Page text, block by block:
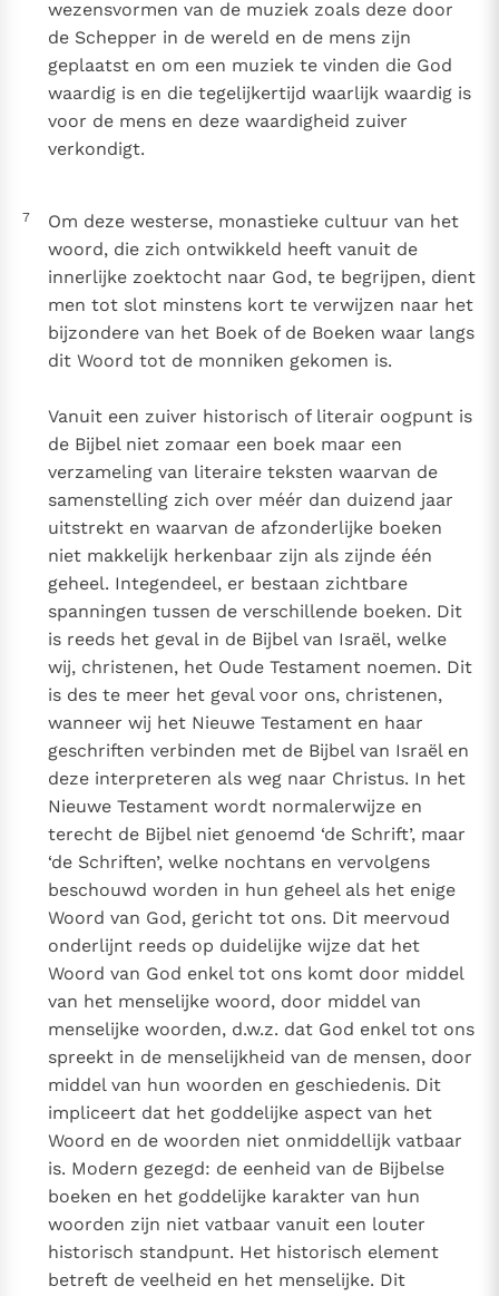
wezensvormen van de muziek zoals deze door
de Schepper in de wereld en de mens zijn
geplaatst en om een muziek te vinden die God
waardig is en die tegelijkertijd waarlijk waardig is
voor de mens en deze waardigheid zuiver
verkondigt.
7
Om deze westerse, monastieke cultuur van het
woord, die zich ontwikkeld heeft vanuit de
innerlijke zoektocht naar God, te begrijpen, dient
men tot slot minstens kort te verwijzen naar het
bijzondere van het Boek of de Boeken waar langs
dit Woord tot de monniken gekomen is.
Vanuit een zuiver historisch of literair oogpunt is
de Bijbel niet zomaar een boek maar een
verzameling van literaire teksten waarvan de
samenstelling zich over méér dan duizend jaar
uitstrekt en waarvan de afzonderlijke boeken
niet makkelijk herkenbaar zijn als zijnde één
geheel. Integendeel, er bestaan zichtbare
spanningen tussen de verschillende boeken. Dit
is reeds het geval in de Bijbel van Israël, welke
wij, christenen, het Oude Testament noemen. Dit
is des te meer het geval voor ons, christenen,
wanneer wij het Nieuwe Testament en haar
geschriften verbinden met de Bijbel van Israël en
deze interpreteren als weg naar Christus. In het
Nieuwe Testament wordt normalerwijze en
terecht de Bijbel niet genoemd ‘de Schrift’, maar
‘de Schriften’, welke nochtans en vervolgens
beschouwd worden in hun geheel als het enige
Woord van God, gericht tot ons. Dit meervoud
onderlijnt reeds op duidelijke wijze dat het
Woord van God enkel tot ons komt door middel
van het menselijke woord, door middel van
menselijke woorden, d.w.z. dat God enkel tot ons
spreekt in de menselijkheid van de mensen, door
middel van hun woorden en geschiedenis. Dit
impliceert dat het goddelijke aspect van het
Woord en de woorden niet onmiddellijk vatbaar
is. Modern gezegd: de eenheid van de Bijbelse
boeken en het goddelijke karakter van hun
woorden zijn niet vatbaar vanuit een louter
historisch standpunt. Het historisch element
betreft de veelheid en het menselijke. Dit